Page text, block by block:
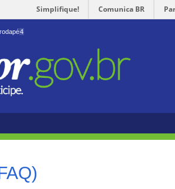
Simplifique! Comunica BR
4